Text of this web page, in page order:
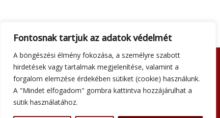
Fontosnak tartjuk az adatok védelmét
A böngészési élmény fokozása, a személyre szabott
hirdetések vagy tartalmak megjelenítése, valamint a
forgalom elemzése érdekében sütiket (cookie) használunk.
A "Mindet elfogadom" gombra kattintva hozzájárulhat a
sütik használatához.
Adatkezelési tájékoztató
Általános szerződési feltételek